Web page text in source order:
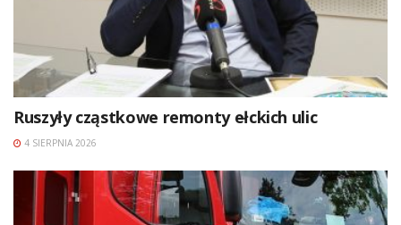
Ruszyły cząstkowe remonty ełckich ulic
4 SIERPNIA 2026